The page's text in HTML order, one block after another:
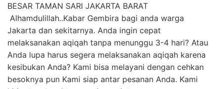
BESAR TAMAN SARI JAKARTA BARAT
Alhamdulillah..Kabar Gembira bagi anda warga
Jakarta dan sekitarnya. Anda ingin cepat
melaksanakan aqiqah tanpa menunggu 3-4 hari? Atau
Anda lupa harus segera melaksanakan aqiqah karena
kesibukan Anda? Kami bisa melayani dengan cehkan
besoknya pun Kami siap antar pesanan Anda. Kami